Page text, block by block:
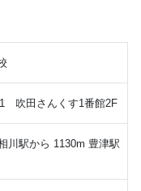
吹田さんくす1番館2F
川駅から 1130m 豊津駅